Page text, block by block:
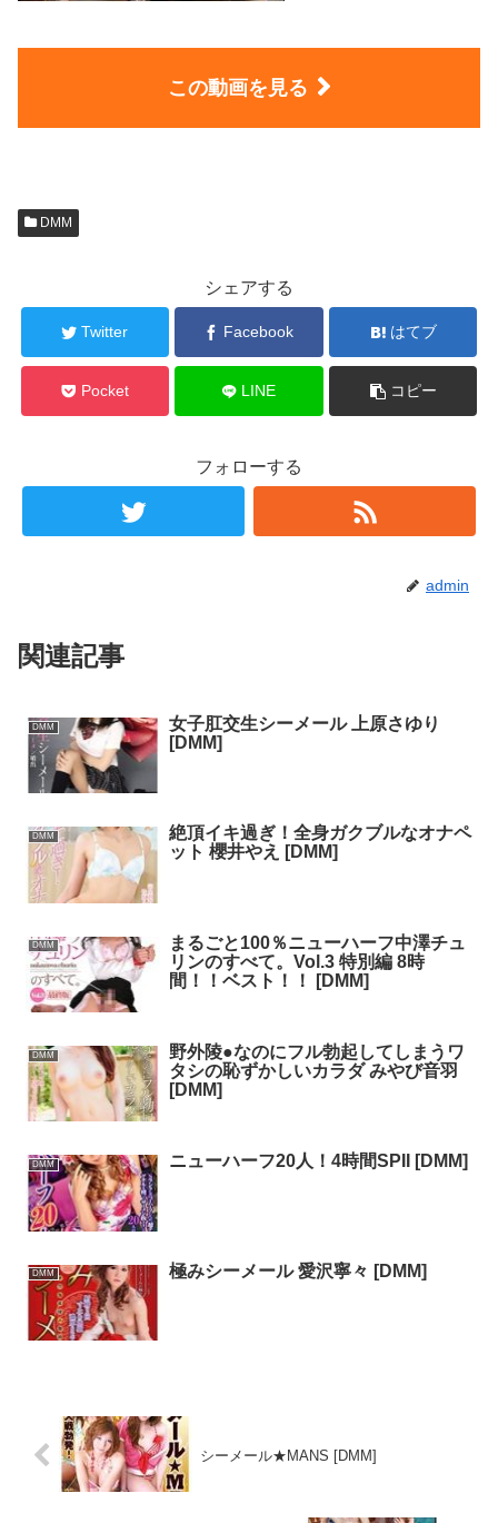
この動画を見る
DMM
シェアする
Twitter Facebook はてブ
Pocket LINE コピー
フォローする
admin
関連記事
DMM
女子肛交生シーメール 上原さゆり
[DMM]
DMM
絶頂イキ過ぎ！全身ガクブルなオナペ
ット 櫻井やえ [DMM]
DMM
まるごと100％ニューハーフ中澤チュ
リンのすべて。Vol.3 特別編 8時
間！！ベスト！！ [DMM]
DMM
野外陵●なのにフル勃起してしまうワ
タシの恥ずかしいカラダ みやび音羽
[DMM]
DMM ニューハーフ20人！4時間SPII [DMM]
DMM 極みシーメール 愛沢寧々 [DMM]
シーメール★MANS [DMM]